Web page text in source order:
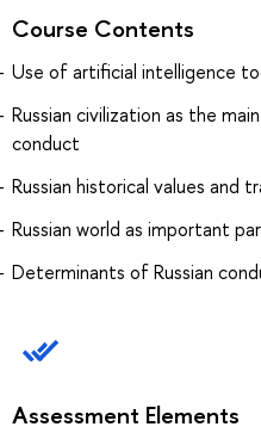
Course Contents
Use of artificial intelligence
Russian civilization as the
conduct
Russian historical values and
Russian world as important
Determinants of Russian
Assessment Elements